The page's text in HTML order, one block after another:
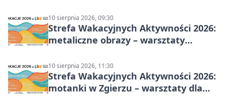
10 sierpnia 2026, 09:30
Strefa Wakacyjnych Aktywności 2026:
metaliczne obrazy – warsztaty
10 sierpnia 2026, 11:30
Strefa Wakacyjnych Aktywności 2026:
motanki w Zgierzu – warsztaty dla